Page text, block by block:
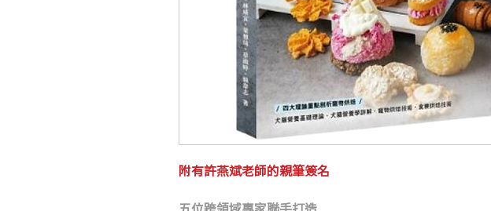
附有許燕斌老師的親筆簽名